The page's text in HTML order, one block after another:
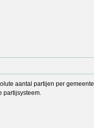
aantal partijen per gemeente
partijsysteem.